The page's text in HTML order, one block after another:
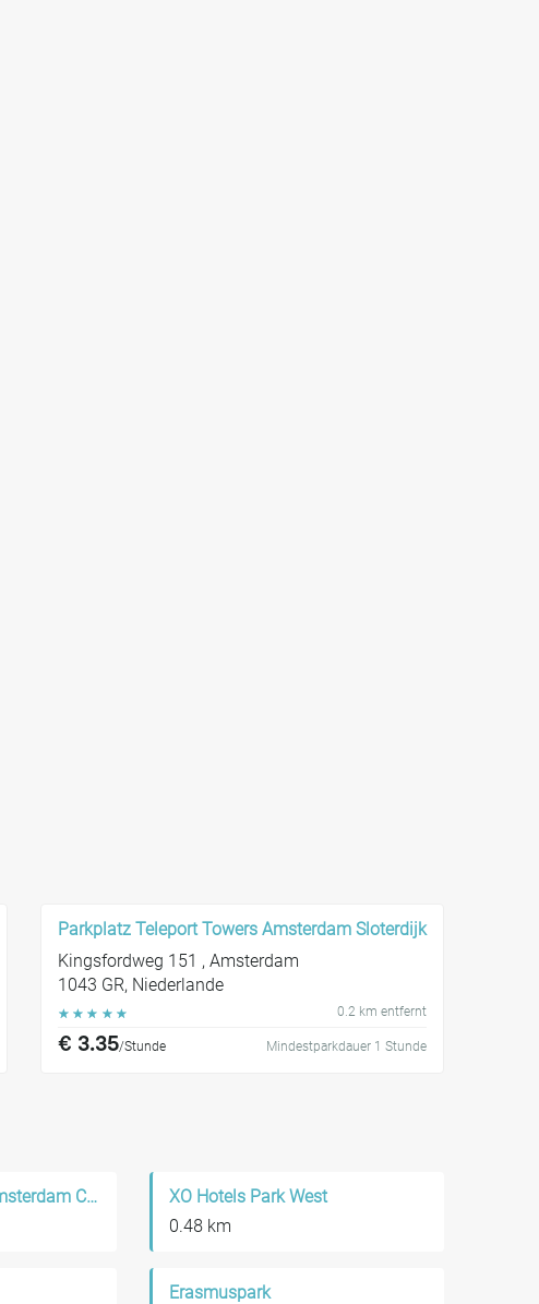
Parkplatz Teleport Towers Amsterdam Sloterdijk
Kingsfordweg 151 , Amsterdam
1043 GR, Niederlande
☆ ☆ ☆ ☆ ☆ 0.2 km entfernt
€ 3.35/Stunde Mindestparkdauer 1 Stunde
MEININGER Hotel Amsterdam City West
XO Hotels Park West
0.48 km
Erasmuspark